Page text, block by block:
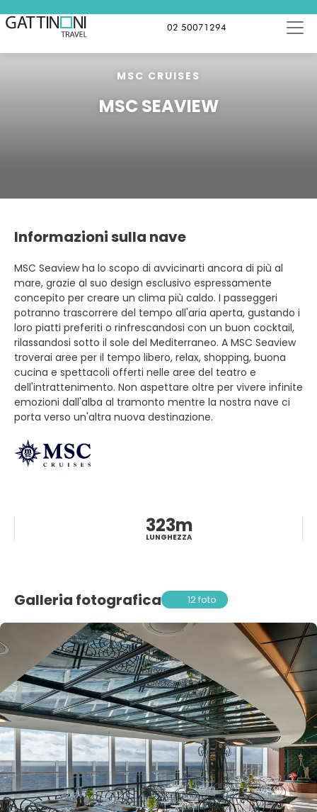
02 50071294
MSC CRUISES
MSC SEAVIEW
Informazioni sulla nave
MSC Seaview ha lo scopo di avvicinarti ancora di più al
mare, grazie al suo design esclusivo espressamente
concepito per creare un clima più caldo. I passeggeri
potranno trascorrere del tempo all'aria aperta, gustando i
loro piatti preferiti o rinfrescandosi con un buon cocktail,
rilassandosi sotto il sole del Mediterraneo. A MSC Seaview
troverai aree per il tempo libero, relax, shopping, buona
cucina e spettacoli offerti nelle aree del teatro e
dell'intrattenimento. Non aspettare oltre per vivere infinite
emozioni dall'alba al tramonto mentre la nostra nave ci
porta verso un'altra nuova destinazione.
323m
LUNGHEZZA
Galleria fotografica 12 foto